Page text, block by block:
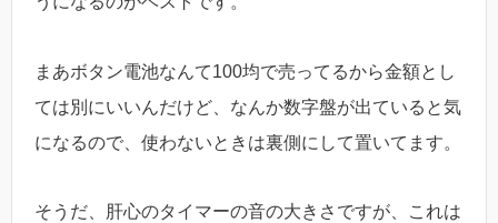
まあボタン電池なんて100均で売ってるから金額とし
ては別にいいんだけど、なんか数字盤が出ていると気
になるので、使わないときは裏側にして置いてます。
そうだ、肝心のタイマーの音の大きさですが、これは